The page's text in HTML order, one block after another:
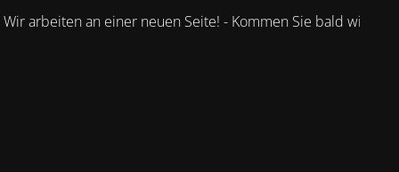
Wir arbeiten an einer neuen Seite! - Kommen Sie bald wieder.